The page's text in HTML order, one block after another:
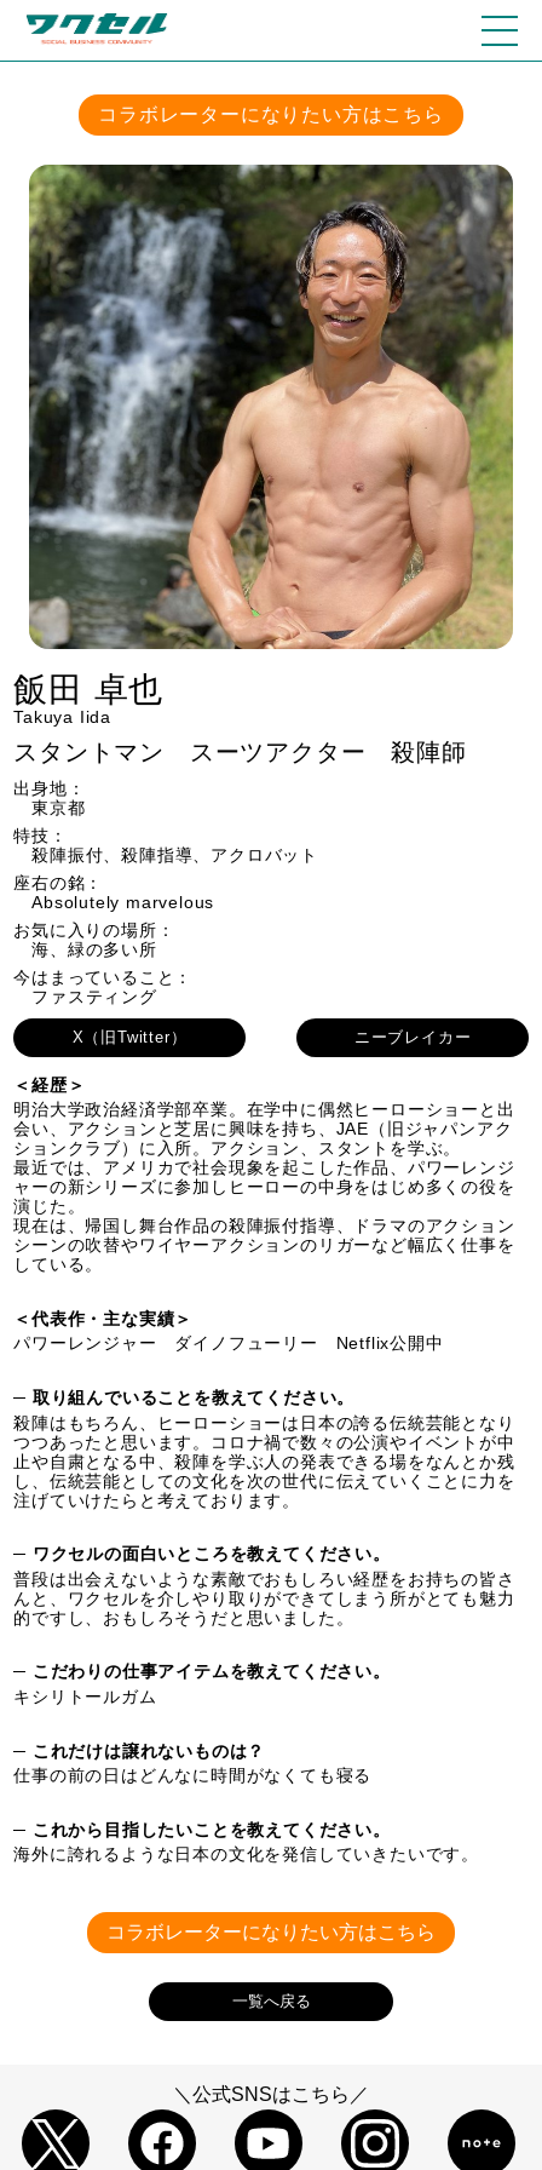
コラボレーターになりたい方はこちら
飯田 卓也
Takuya Iida
スタントマン スーツアクター 殺陣師
出身地：
東京都
特技：
殺陣振付、殺陣指導、アクロバット
座右の銘：
Absolutely marvelous
お気に入りの場所：
海、緑の多い所
今はまっていること：
ファスティング
X（旧Twitter） ニーブレイカー
＜経歴＞
明治大学政治経済学部卒業。在学中に偶然ヒーローショーと出
会い、アクションと芝居に興味を持ち、JAE（旧ジャパンアク
ションクラブ）に入所。アクション、スタントを学ぶ。
最近では、アメリカで社会現象を起こした作品、パワーレンジ
ャーの新シリーズに参加しヒーローの中身をはじめ多くの役を
演じた。
現在は、帰国し舞台作品の殺陣振付指導、ドラマのアクション
シーンの吹替やワイヤーアクションのリガーなど幅広く仕事を
している。
＜代表作・主な実績＞
パワーレンジャー ダイノフューリー Netflix公開中
─ 取り組んでいることを教えてください。
殺陣はもちろん、ヒーローショーは日本の誇る伝統芸能となり
つつあったと思います。コロナ禍で数々の公演やイベントが中
止や自粛となる中、殺陣を学ぶ人の発表できる場をなんとか残
し、伝統芸能としての文化を次の世代に伝えていくことに力を
注げていけたらと考えております。
─ ワクセルの面白いところを教えてください。
普段は出会えないような素敵でおもしろい経歴をお持ちの皆さ
んと、ワクセルを介しやり取りができてしまう所がとても魅力
的ですし、おもしろそうだと思いました。
─ こだわりの仕事アイテムを教えてください。
キシリトールガム
─ これだけは譲れないものは？
仕事の前の日はどんなに時間がなくても寝る
─ これから目指したいことを教えてください。
海外に誇れるような日本の文化を発信していきたいです。
コラボレーターになりたい方はこちら
一覧へ戻る
＼公式SNSはこちら／